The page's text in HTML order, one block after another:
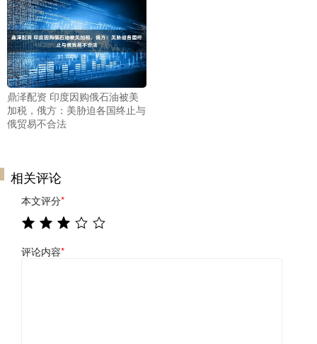
鼎泽配资 印度因购俄石油被美
加税，俄方：美胁迫各国终止与
俄贸易不合法
相关评论
本文评分*
评论内容*